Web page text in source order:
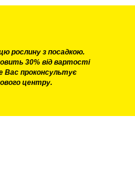
рослину з посадкою.
30% від вартості
Вас проконсультує
центру.